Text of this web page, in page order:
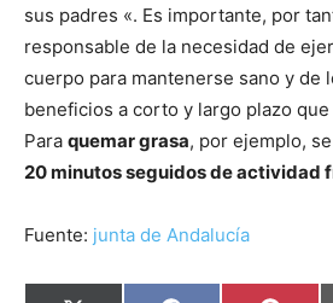
sus padres «. Es importante, por
responsable de la necesidad de
cuerpo para mantenerse sano y de
beneficios a corto y largo plazo
Para quemar grasa, por ejemplo,
20 minutos seguidos de actividad
Fuente: junta de Andalucía